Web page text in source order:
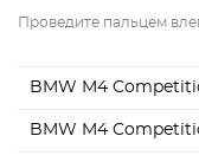
Проведите пальцем
BMW M4
BMW M4